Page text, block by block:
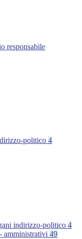
responsabile
politico 4
indirizzo-politico 4
amministrativi 49